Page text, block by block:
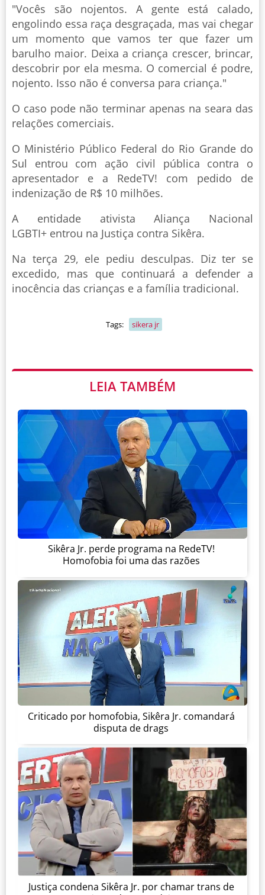
"Vocês são nojentos. A gente está calado,
engolindo essa raça desgraçada, mas vai chegar
um momento que vamos ter que fazer um
barulho maior. Deixa a criança crescer, brincar,
descobrir por ela mesma. O comercial é podre,
nojento. Isso não é conversa para criança."
O caso pode não terminar apenas na seara das
relações comerciais.
O Ministério Público Federal do Rio Grande do
Sul entrou com ação civil pública contra o
apresentador e a RedeTV! com pedido de
indenização de R$ 10 milhões.
A entidade ativista Aliança Nacional
LGBTI+ entrou na Justiça contra Sikêra.
Na terça 29, ele pediu desculpas. Diz ter se
excedido, mas que continuará a defender a
inocência das crianças e a família tradicional.
Tags: sikera jr
LEIA TAMBÉM
Sikêra Jr. perde programa na RedeTV!
Homofobia foi uma das razões
Criticado por homofobia, Sikêra Jr. comandará
disputa de drags
Justiça condena Sikêra Jr. por chamar trans de